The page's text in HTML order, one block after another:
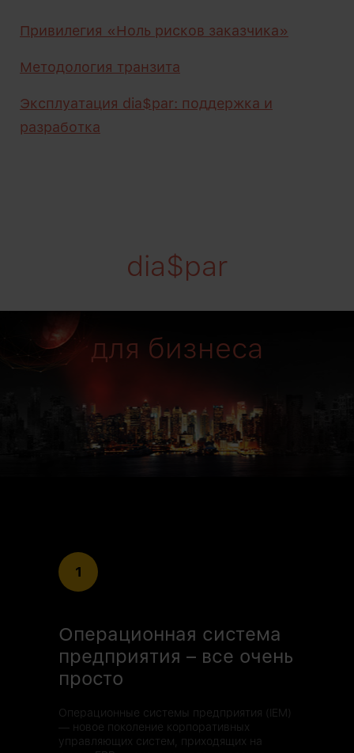
Привилегия «Ноль рисков заказчика»
Методология транзита
Эксплуатация dia$par: поддержка и
разработка
dia$par
для бизнеса
1
Операционная система
предприятия – все очень
просто
Операционные системы предприятия (IEM)
— новое поколение корпоративных
управляющих систем, приходящих на